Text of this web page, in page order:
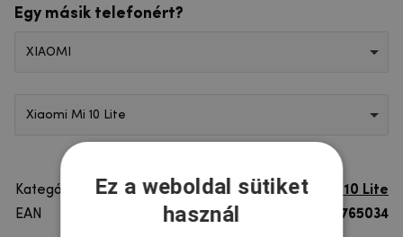
Egy másik telefonért?
XIAOMI
Xiaomi Mi 10 Lite
Kategória
Xiaomi Mi 10 Lite
EAN
8596579765034
Ez a weboldal sütiket
használ